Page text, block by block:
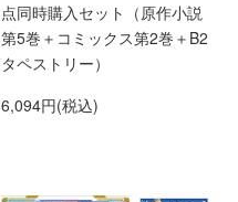
点同時購入セット（原作小説
第5巻＋コミックス第2巻＋B2
タペストリー）
6,094円(税込)